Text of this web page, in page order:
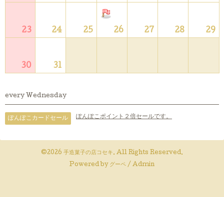
23 24 25 26 27 28 29
30 31
every Wednesday
ぽんぽこカードセール ぽんぽこポイント２倍セールです。
©2026 手造菓子の店コセキ. All Rights Reserved.
Powered by グーペ / Admin